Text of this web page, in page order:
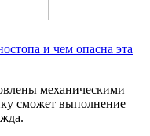
и чем опасна эта
механическими
сможет выполнение